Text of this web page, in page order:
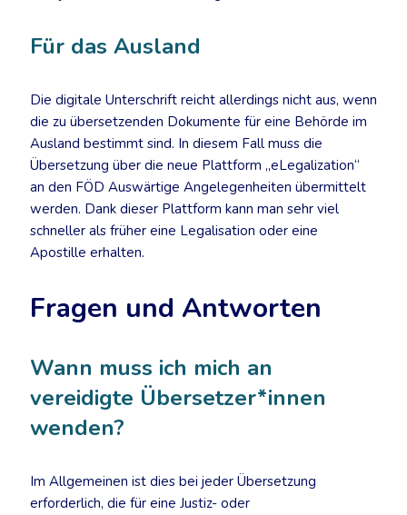
Für das Ausland
Die digitale Unterschrift reicht allerdings nicht aus, wenn
die zu übersetzenden Dokumente für eine Behörde im
Ausland bestimmt sind. In diesem Fall muss die
Übersetzung über die neue Plattform „eLegalization“
an den FÖD Auswärtige Angelegenheiten übermittelt
werden. Dank dieser Plattform kann man sehr viel
schneller als früher eine Legalisation oder eine
Apostille erhalten.
Fragen und Antworten
Wann muss ich mich an
vereidigte Übersetzer*innen
wenden?
Im Allgemeinen ist dies bei jeder Übersetzung
erforderlich, die für eine Justiz- oder